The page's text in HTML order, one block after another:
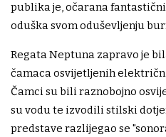
publika je, očarana
oduška svom oduševljenju
Regata Neptuna zapravo je
čamaca osvijetljenih
Čamci su bili raznobojno
su vodu te izvodili stilski
predstave razlijegao se